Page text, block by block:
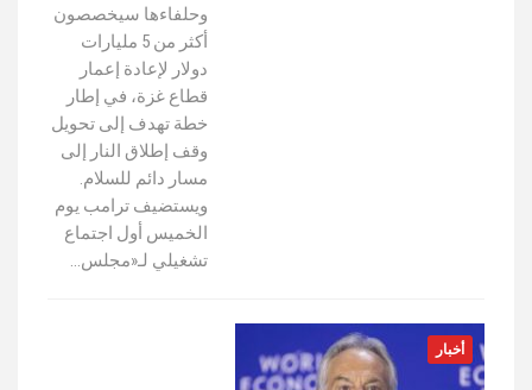
وحلفاءها سيخصصون
أكثر من 5 مليارات
دولار لإعادة إعمار
قطاع غزة، في إطار
خطة تهدف إلى تحويل
وقف إطلاق النار إلى
مسار دائم للسلام.
ويستضيف ترامب يوم
الخميس أول اجتماع
تشغيلي لـ«مجلس…
أخبار